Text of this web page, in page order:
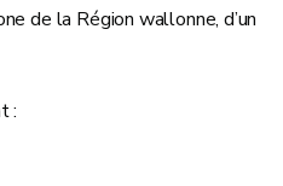
de la Région wallonne, d’un
: